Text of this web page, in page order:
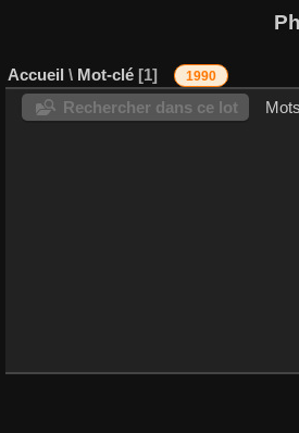
Accueil \ Mot-clé 1 1990
Rechercher dans ce lot